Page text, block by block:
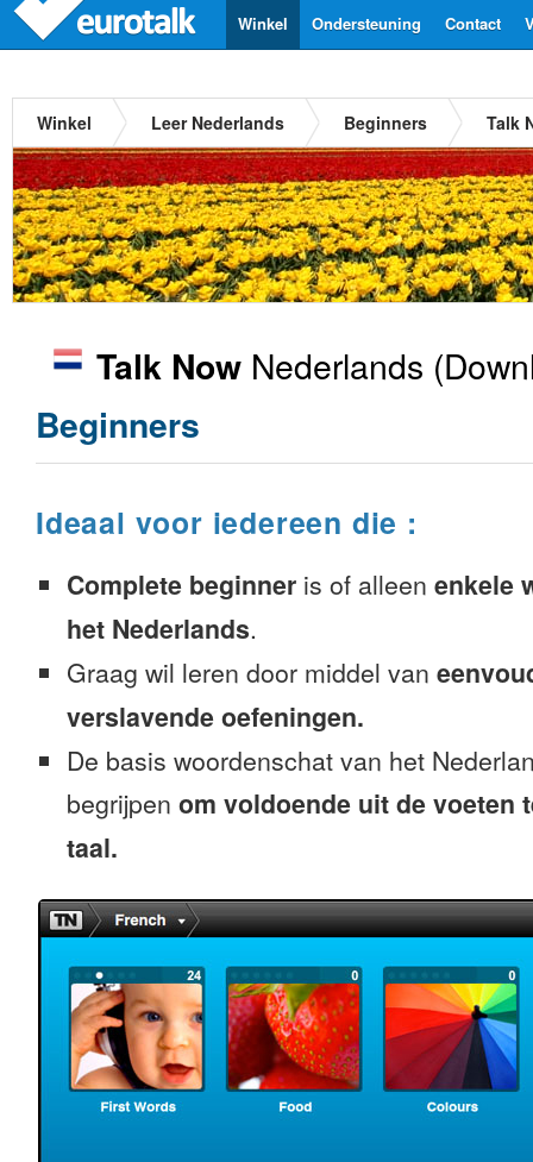
Contact
Ondersteuning
Winkel
Winkel Leer Nederlands Beginners Talk
Talk Now Nederlands
Beginners
Ideaal voor iedereen die :
Complete beginner is of alleen enkele
het Nederlands.
Graag wil leren door middel van
verslavende oefeningen.
De basis woordenschat van het
begrijpen om voldoende uit de voeten
taal.